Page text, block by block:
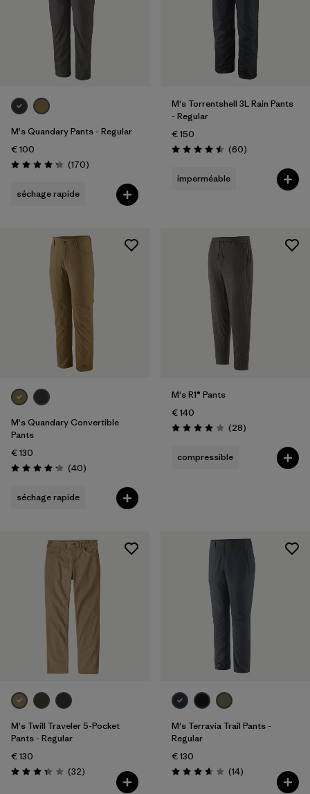
M's Quandary Pants - Regular
€ 100
Évaluation: 4.2 / 5
(170Avis
)
séchage rapide
M's Torrentshell 3L Rain Pants
- Regular
€ 150
Évaluation: 4.5 / 5
(60Avis
)
imperméable
M's Quandary Convertible
Pants
€ 130
Évaluation: 4.2 / 5
(40Avis
)
séchage rapide
M's R1® Pants
€ 140
Évaluation: 4.0 / 5
(28Avis
)
compressible
M's Twill Traveler 5-Pocket
Pants - Regular
€ 130
Évaluation: 3.3 / 5
(32Avis
)
M's Terravia Trail Pants -
Regular
€ 130
Évaluation: 3.7 / 5
(14Avis
)